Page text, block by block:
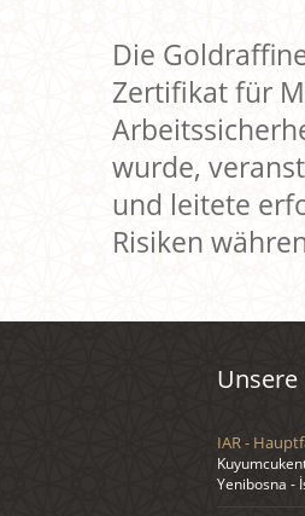
Die
Zertifikat für
wurde,
und leitete
Risiken
IAR -
Yenibosna -